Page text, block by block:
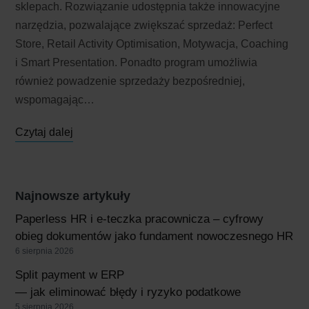
sklepach. Rozwiązanie udostępnia także innowacyjne
narzędzia, pozwalające zwiększać sprzedaż: Perfect
Store, Retail Activity Optimisation, Motywacja, Coaching
i Smart Presentation. Ponadto program umożliwia
również powadzenie sprzedaży bezpośredniej,
wspomagając…
Czytaj dalej
Najnowsze artykuły
Paperless HR i e-teczka pracownicza – cyfrowy
obieg dokumentów jako fundament nowoczesnego HR
6 sierpnia 2026
Split payment w ERP
— jak eliminować błędy i ryzyko podatkowe
5 sierpnia 2026